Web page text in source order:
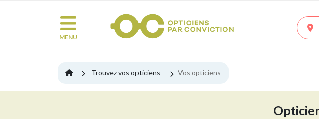
MENU
Trouvez vos opticiens Vos opticiens